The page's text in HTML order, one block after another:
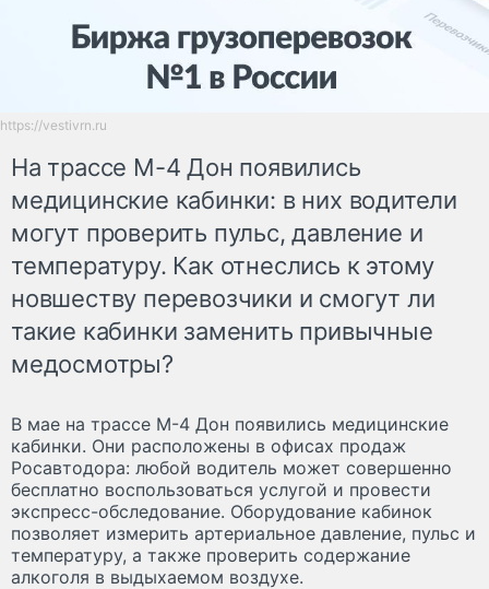
https://vestivrn.ru
На трассе М-4 Дон появились
медицинские кабинки: в них водители
могут проверить пульс, давление и
температуру. Как отнеслись к этому
новшеству перевозчики и смогут ли
такие кабинки заменить привычные
медосмотры?
В мае на трассе М-4 Дон появились медицинские
кабинки. Они расположены в офисах продаж
Росавтодора: любой водитель может совершенно
бесплатно воспользоваться услугой и провести
экспресс-обследование. Оборудование кабинок
позволяет измерить артериальное давление, пульс и
температуру, а также проверить содержание
алкоголя в выдыхаемом воздухе.